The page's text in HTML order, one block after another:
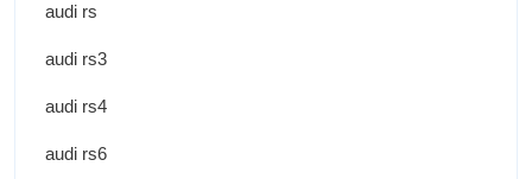
audi rs
audi rs3
audi rs4
audi rs6